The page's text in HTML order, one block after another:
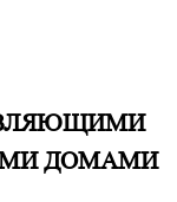
ДОМАМИ